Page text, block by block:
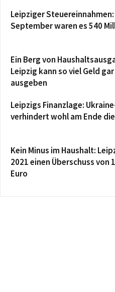
Leipziger
September waren es 540
Ein Berg von
Leipzig kann so viel Geld
ausgeben
Leipzigs Finanzlage:
verhindert wohl am Ende
Kein Minus im Haushalt:
2021 einen Überschuss von
Euro